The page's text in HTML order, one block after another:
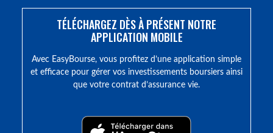
TÉLÉCHARGEZ DÈS À PRÉSENT NOTRE
APPLICATION MOBILE
Avec EasyBourse, vous profitez d’une application simple
et efficace pour gérer vos investissements boursiers ainsi
que votre contrat d’assurance vie.